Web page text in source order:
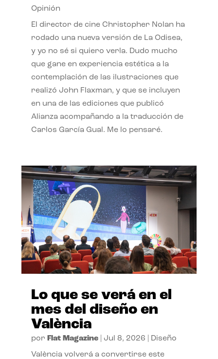
Opinión
El director de cine Christopher Nolan ha
rodado una nueva versión de La Odisea,
y yo no sé si quiero verla. Dudo mucho
que gane en experiencia estética a la
contemplación de las ilustraciones que
realizó John Flaxman, y que se incluyen
en una de las ediciones que publicó
Alianza acompañando a la traducción de
Carlos García Gual. Me lo pensaré.
Lo que se verá en el
mes del diseño en
València
por Flat Magazine| Jul 8, 2026 Diseño
València volverá a convertirse este